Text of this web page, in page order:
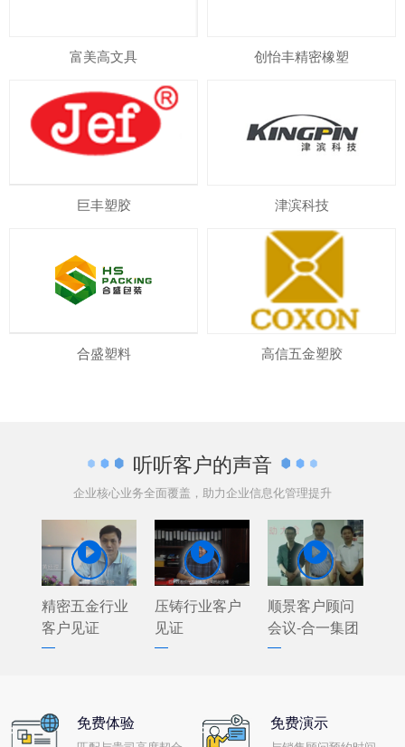
富美高文具 创怡丰精密橡塑
巨丰塑胶 津滨科技
合盛塑料 高信五金塑胶
听听客户的声音
企业核心业务全面覆盖，助力企业信息化管理提升

精密五金行业
客户见证

压铸行业客户
见证

顺景客户顾问
会议-合一集团
免费体验 免费演示